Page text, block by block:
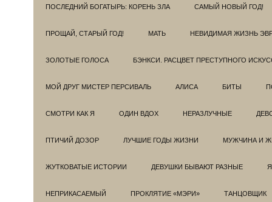
ПОСЛЕДНИЙ БОГАТЫРЬ: КОРЕНЬ ЗЛА САМЫЙ НОВЫЙ ГОД!
ПРОЩАЙ, СТАРЫЙ ГОД! МАТЬ НЕВИДИМАЯ ЖИЗНЬ
ЗОЛОТЫЕ ГОЛОСА БЭНКСИ. РАСЦВЕТ ПРЕСТУПНОГО
МОЙ ДРУГ МИСТЕР ПЕРСИВАЛЬ АЛИСА БИТЫ
СМОТРИ КАК Я ОДИН ВДОХ НЕРАЗЛУЧНЫЕ
ПТИЧИЙ ДОЗОР ЛУЧШИЕ ГОДЫ ЖИЗНИ МУЖЧИНА И
ЖУТКОВАТЫЕ ИСТОРИИ ДЕВУШКИ БЫВАЮТ РАЗНЫЕ
НЕПРИКАСАЕМЫЙ ПРОКЛЯТИЕ «МЭРИ» ТАНЦОВЩИК